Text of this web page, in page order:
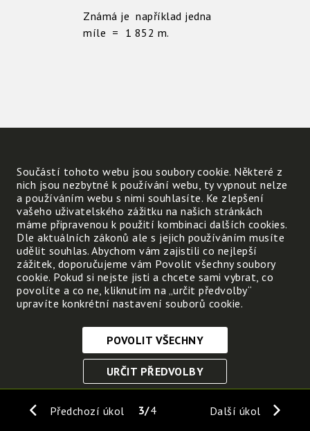
Známá je například jedna
míle = 1 852 m.
Předchozí úkol Další úkol
3 4
Součástí tohoto webu jsou soubory cookie. Některé z
nich jsou nezbytné k používání webu, ty vypnout nelze
a používáním webu s nimi souhlasíte. Ke zlepšení
vašeho uživatelského zážitku na našich stránkách
máme připravenou k použití kombinaci dalších cookies.
Dle aktuálních zákonů ale s jejich používáním musíte
udělit souhlas. Abychom vám zajistili co nejlepší
zážitek, doporučujeme vám Povolit všechny soubory
cookie. Pokud si nejste jisti a chcete sami vybrat, co
povolíte a co ne, kliknutím na „určit předvolby“
upravíte konkrétní nastavení souborů cookie.
Nezbytně nutné cookies
Tyto soubory cookie jsou nezbytné, abyste se mohli
funkce. Bez těchto cookies by webové stránky
POVOLIT VŠECHNY
URČIT PŘEDVOLBY